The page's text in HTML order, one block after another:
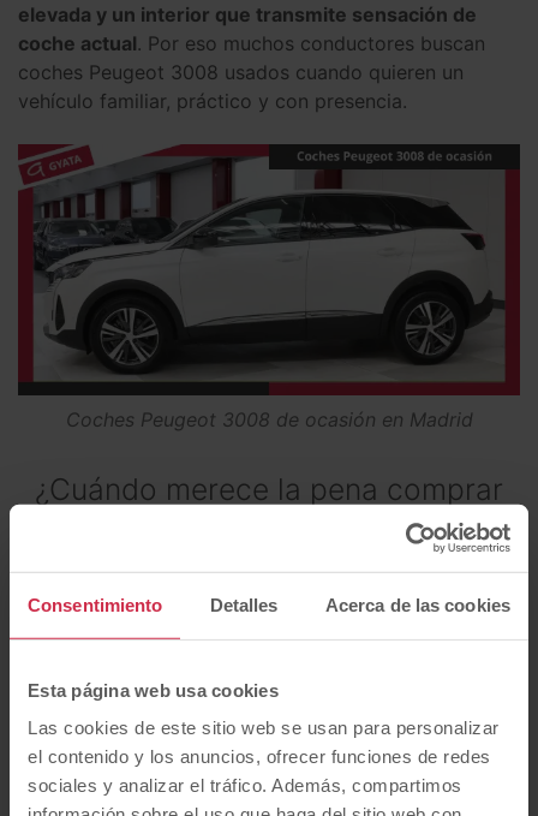
Consentimiento Detalles Acerca de las cookies
Esta página web usa cookies
Las cookies de este sitio web se usan para personalizar
el contenido y los anuncios, ofrecer funciones de redes
sociales y analizar el tráfico. Además, compartimos
elevada y un interior que transmite sensación de
coche actual. Por eso muchos conductores buscan
coches Peugeot 3008 usados cuando quieren un
vehículo familiar, práctico y con presencia.
Coches Peugeot 3008 de ocasión en Madrid
¿Cuándo merece la pena comprar
un vehículo Peugeot 3008 de
Unvehículo Peugeot 3008 de ocasiónencaja con
familias, conductores que viajan, personas que
necesitan maletero y compradores que quieren un
SUV cómodo para ciudad y carretera. No es un coche
pequeño, pero tampoco resulta difícil de usar en
Madrid.